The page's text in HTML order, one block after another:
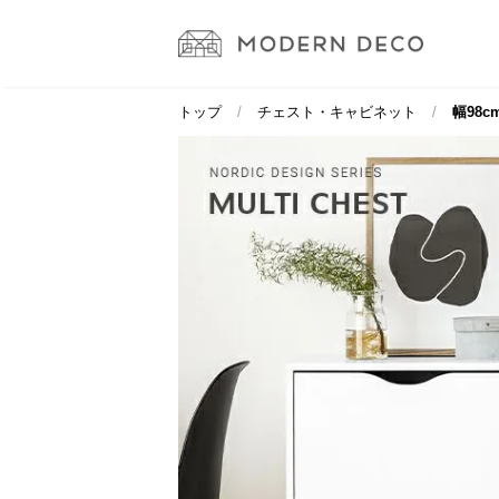
トップ チェスト・キャビネット 幅